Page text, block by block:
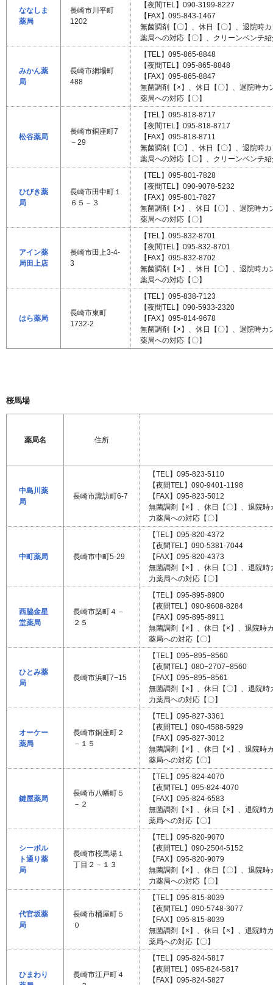
ななしま
薬局
長崎市川平町
1202
【夜間TEL】090-3199-8227
【FAX】095-843-1467
無菌調剤【〇】、休日【〇】、退院時
薬局への対応【〇】、クリーンベンチ
みかん薬
局
長崎市網場町
488
【TEL】095-865-8848
【夜間TEL】095-865-8848
【FAX】095-865-8847
無菌調剤【×】、休日【〇】、退院時カ
薬局への対応【〇】
松谷薬局
長崎市銅座町7
－29
【TEL】095-818-8717
【夜間TEL】095-818-8717
【FAX】095-818-8711
無菌調剤【〇】、休日【〇】、退院時
薬局への対応【〇】、クリーンベンチ
ひびき薬
局
長崎市田中町１
６５－３
【TEL】095-801-7828
【夜間TEL】090-9078-5232
【FAX】095-801-7827
無菌調剤【×】、休日【〇】、退院時カ
薬局への対応【〇】
アイン薬
局田上店
長崎市田上3-4-
3
【TEL】095-832-8701
【夜間TEL】095-832-8701
【FAX】095-832-8702
無菌調剤【×】、休日【〇】、退院時カ
薬局への対応【〇】
はら薬局
長崎市東町
1732-2
【TEL】095-838-7123
【夜間TEL】090-5933-2320
【FAX】095-814-9678
無菌調剤【×】、休日【〇】、退院時カ
薬局への対応【〇】
桜馬場
薬局名 住所
中島川薬
局
長崎市諏訪町6-7
【TEL】095-823-5110
【夜間TEL】090-9401-1198
【FAX】095-823-5012
無菌調剤【×】、休日【〇】、退院
力薬局への対応【〇】
中町薬局 長崎市中町5-29
【TEL】095-820-4372
【夜間TEL】090-5381-7044
【FAX】095-820-4373
無菌調剤【×】、休日【〇】、退院
力薬局への対応【〇】
西脇金星
堂薬局
長崎市築町４－
２５
【TEL】095-895-8900
【夜間TEL】090-9608-8284
【FAX】095-895-8911
無菌調剤【×】、休日【×】、退院時
薬局への対応【〇】
ひとみ薬
局
長崎市浜町7−15
【TEL】095−895−8560
【夜間TEL】080−2707−8560
【FAX】095−895−8561
無菌調剤【×】、休日【〇】、退院
力薬局への対応【〇】
オーケー
薬局
長崎市銅座町２
－１５
【TEL】095-827-3361
【夜間TEL】090-4588-5929
【FAX】095-827-3012
無菌調剤【×】、休日【×】、退院時
薬局への対応【〇】
鍵屋薬局
長崎市八幡町５
－２
【TEL】095-824-4070
【夜間TEL】095-824-4070
【FAX】095-824-6583
無菌調剤【×】、休日【×】、退院時
薬局への対応【〇】
シーボル
ト通り薬
局
長崎市桜馬場１
丁目２－１３
【TEL】095-820-9070
【夜間TEL】090-2504-5152
【FAX】095-820-9079
無菌調剤【×】、休日【〇】、退院
力薬局への対応【〇】
代官坂薬
局
長崎市桶屋町５
０
【TEL】095-815-8039
【夜間TEL】090-5748-3077
【FAX】095-815-8039
無菌調剤【×】、休日【×】、退院時
薬局への対応【〇】
ひまわり
長崎市江戸町４
【TEL】095-824-5817
【夜間TEL】095-824-5817
【FAX】095-824-5827